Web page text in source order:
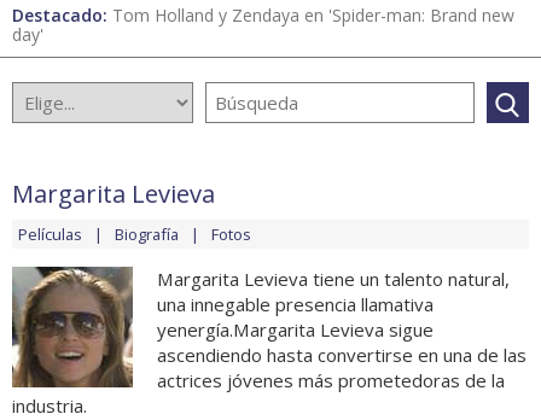
Destacado: Tom Holland y Zendaya en 'Spider-man: Brand new
day'
Margarita Levieva
Películas Biografía Fotos
Margarita Levieva tiene un talento natural,
una innegable presencia llamativa
yenergía.Margarita Levieva sigue
ascendiendo hasta convertirse en una de las
actrices jóvenes más prometedoras de la
industria.